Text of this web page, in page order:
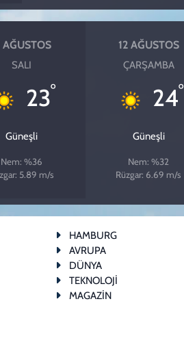
AĞUSTOS
SALI
23°
Güneşli
Nem: %36
5.89 m/s
12 AĞUSTOS
ÇARŞAMBA
24°
Güneşli
Nem: %32
Rüzgar: 6.69 m/s
HAMBURG
AVRUPA
DÜNYA
TEKNOLOJİ
MAGAZİN